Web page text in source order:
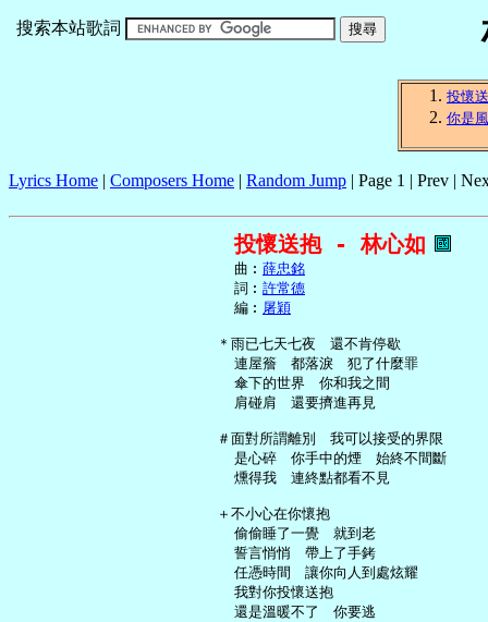
搜索本站歌詞
投懷
你是
Lyrics Home | Composers Home | Random Jump | Page 1 | Prev |
投懷送抱 - 林心如
     曲︰
薛忠銘
     詞︰
許常德
     編︰
屠穎
   ＊雨已七天七夜　還不肯停歇
     連屋簷　都落淚　犯了什麼罪
     傘下的世界　你和我之間
     肩碰肩　還要擠進再見
   ＃面對所謂離別　我可以接受的界限
     是心碎　你手中的煙　始終不間斷
     燻得我　連終點都看不見
   ＋不小心在你懷抱
     偷偷睡了一覺　就到老
     誓言悄悄　帶上了手銬
     任憑時間　讓你向人到處炫耀
     我對你投懷送抱
     還是溫暖不了　你要逃